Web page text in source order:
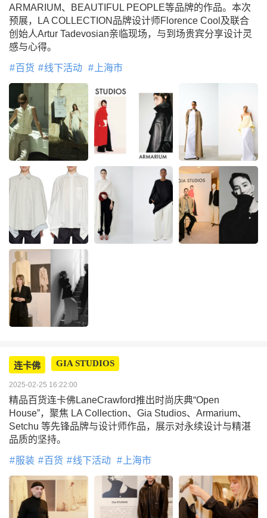
ARMARIUM、BEAUTIFUL PEOPLE等品牌的作品。本次
预展，LA COLLECTION品牌设计师Florence Cool及联合
创始人Artur Tadevosian亲临现场，与到场贵宾分享设计灵
感与心得。
百货 线下活动 上海市
连卡佛 GIA STUDIOS
2025-02-25 16:22:00
精品百货连卡佛LaneCrawford推出时尚庆典“Open
House”，聚焦 LA Collection、Gia Studios、Armarium、
Setchu 等先锋品牌与设计师作品，展示对永续设计与精湛
品质的坚持。
服装 百货 线下活动 上海市